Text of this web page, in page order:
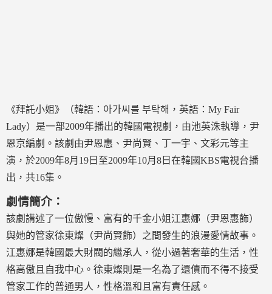
《拜託小姐》（韓語：아가씨를 부탁해，英語：My Fair
Lady）是一部2009年播出的韓國電視劇，由池英洙執導，尹
恩京編劇。該劇由尹恩惠、尹尚賢、丁一宇、文彩元等主
演，於2009年8月19日至2009年10月8日在韓國KBS電視台播
出，共16集。
劇情簡介：
該劇講述了一位傲慢、富有的千金小姐江惠娜（尹恩惠飾）
與她的管家徐東燦（尹尚賢飾）之間發生的浪漫愛情故事。
江惠娜是韓國最大財閥的繼承人，從小過著奢華的生活，性
格高傲且自我中心。徐東燦則是一名為了還債而不得不接受
管家工作的普通男人，性格溫和且富有責任感。